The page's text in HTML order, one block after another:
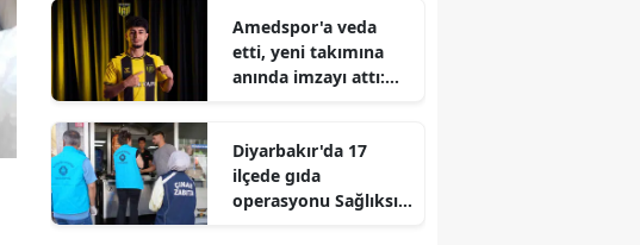
Amedspor'a veda
etti, yeni takımına
anında imzayı attı:
Diyarbakır'da 17
ilçede gıda
operasyonu Sağlıksız